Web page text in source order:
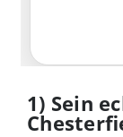
1) Sein